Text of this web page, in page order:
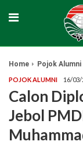
Home Pojok Alumni
POJOK ALUMNI 16/03/
Calon
Jebol